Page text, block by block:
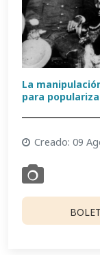
La
para
Creado: 09